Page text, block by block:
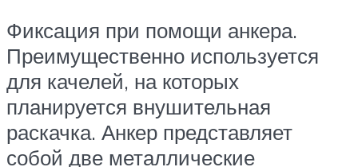
Фиксация при помощи анкера.
Преимущественно используется
для качелей, на которых
планируется внушительная
раскачка. Анкер представляет
собой две металлические